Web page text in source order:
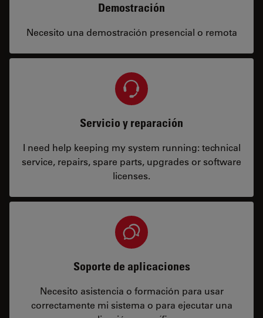
Demostración
Necesito una demostración presencial o remota
Servicio y reparación
I need help keeping my system running: technical
service, repairs, spare parts, upgrades or software
licenses.
Soporte de aplicaciones
Necesito asistencia o formación para usar
correctamente mi sistema o para ejecutar una